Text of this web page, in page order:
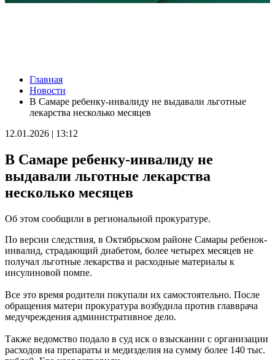
Вратарь Гудиев рассказал о тактике "Акрона" на матч с
"Локомотивом"
09.08.2026 | 14:25
В Красноглинском районе Самары водитель легковушки сбил
09.08.2026 | 14:16
09.08.2026 | 12:35
На Самарскую область 9 августа обрушатся гроза, ливень и
град
09.08.2026 | 12:12
В Самаре открыли обновленный стадион филиала ЦСКА
09.08.2026 | 11:49
В самарском парке Гагарина отметили День физкультурника
09.08.2026 | 11:41
В похвистневском парке "Юбилейный" появилась новая
спортплощадка
09.08.2026 | 11:31
Самарца отправили в колонию за похищение телефона и
денег с карты
09.08.2026 | 11:28
В Тольятти спасли подростков на сапборде, которых унесло от
берега
09.08.2026 | 10:56
9 августа на нескольких улицах Самары не будет холодной
воды
Главная
Новости
В Самаре ребенку-инвалиду не выдавали льготные
лекарства несколько месяцев
12.01.2026 | 13:12
В Самаре ребенку-инвалиду не
выдавали льготные лекарства
несколько месяцев
Об этом сообщили в региональной прокуратуре.
По версии следствия, в Октябрьском районе Самары ребенок-
инвалид, страдающий диабетом, более четырех месяцев не
получал льготные лекарства и расходные материалы к
инсулиновой помпе.
Все это время родители покупали их самостоятельно. После
обращения матери прокуратура возбудила против главврача
медучреждения административное дело.
Также ведомство подало в суд иск о взыскании с организации
расходов на препараты и медизделия на сумму более 140 тыс.